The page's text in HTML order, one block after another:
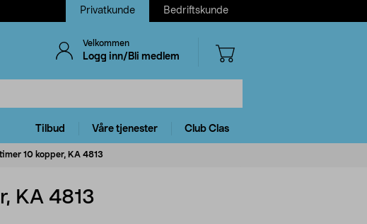
Privatkunde Bedriftskunde
Velkommen
Logg inn/Bli medlem
Tilbud Våre tjenester Club Clas
10 kopper, KA 4813
KA 4813